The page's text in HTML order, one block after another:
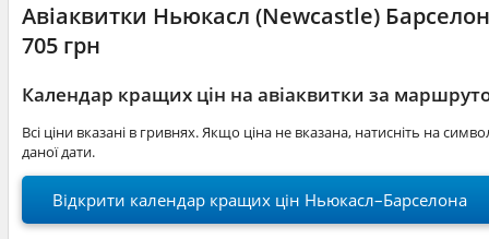
Авіаквитки Ньюкасл (Newcastle)
705 грн
Календар кращих цін на авіаквитки за
Всі ціни вказані в гривнях. Якщо ціна не вказана, натисніть на
даної дати.
Відкрити календар кращих цін Ньюкасл–Барселона